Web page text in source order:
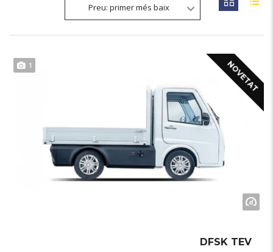
Preu: primer més baix
NOVETAT
1
DFSK TEV